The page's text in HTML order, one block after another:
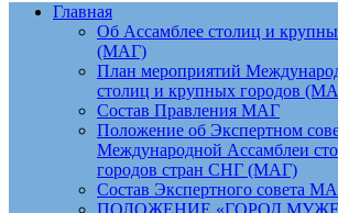
Главная
Об Ассамблее столиц и
(МАГ)
План мероприятий
столиц и крупных городов
Состав Правления МАГ
Положение об Экспертном
Международной Ассамблеи
городов стран СНГ (МАГ)
Состав Экспертного совета
ПОЛОЖЕНИЕ «ГОРОД